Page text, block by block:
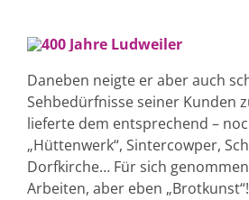
Daneben neigte er aber auch
Sehbedürfnisse seiner Kunden
lieferte dem entsprechend –
„Hüttenwerk“, Sintercowper,
Dorfkirche… Für sich
Arbeiten, aber eben „Brotkunst“!